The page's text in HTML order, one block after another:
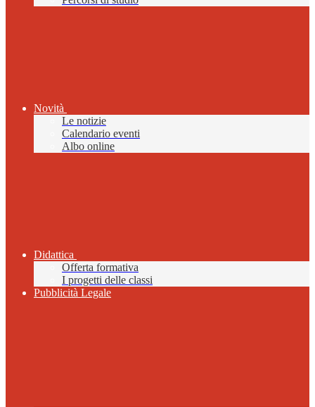
Novità
Le notizie
Calendario eventi
Albo online
Didattica
Offerta formativa
I progetti delle classi
Pubblicità Legale